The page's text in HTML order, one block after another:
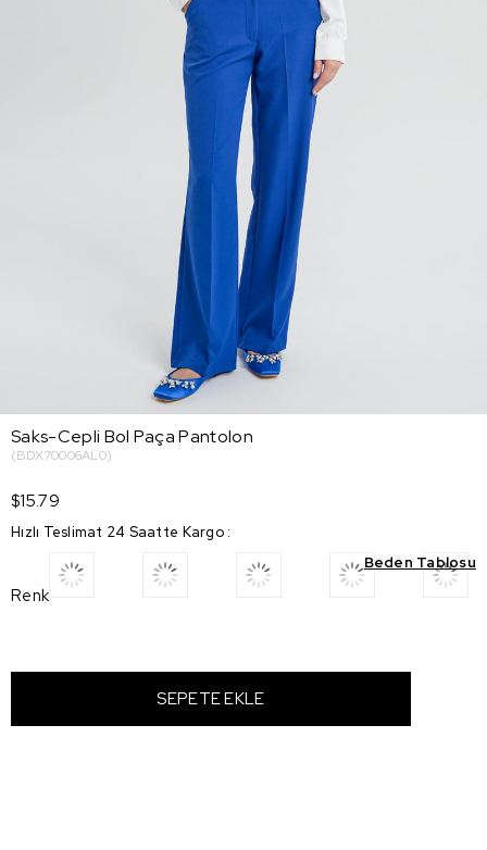
Saks-Cepli Bol Paça Pantolon
(BDX70006AL0)
$15.79
Hızlı Teslimat 24 Saatte Kargo :
Beden Tablosu
Renk